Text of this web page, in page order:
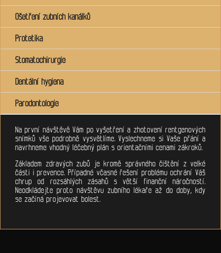
Ošetření zubních kanálků
Protetika
Stomatochirurgie
Dentální hygiena
Parodontologie
Na první návštěvě Vám po vyšetření a zhotovení rentgenových
snímků vše podrobně vysvětlíme. Vyslechneme si Vaše přání a
navrhneme vhodný léčebný plán s orientačními cenami zákroků.
Základem zdravých zubů je kromě správného čištění z velké
části i prevence. Případné včasné řešení problému ochrání Váš
chrup od rozsáhlých zásahů s větší finanční náročností.
Neodkládejte proto návštěvu zubního lékaře až do doby, kdy
se začíná projevovat bolest.